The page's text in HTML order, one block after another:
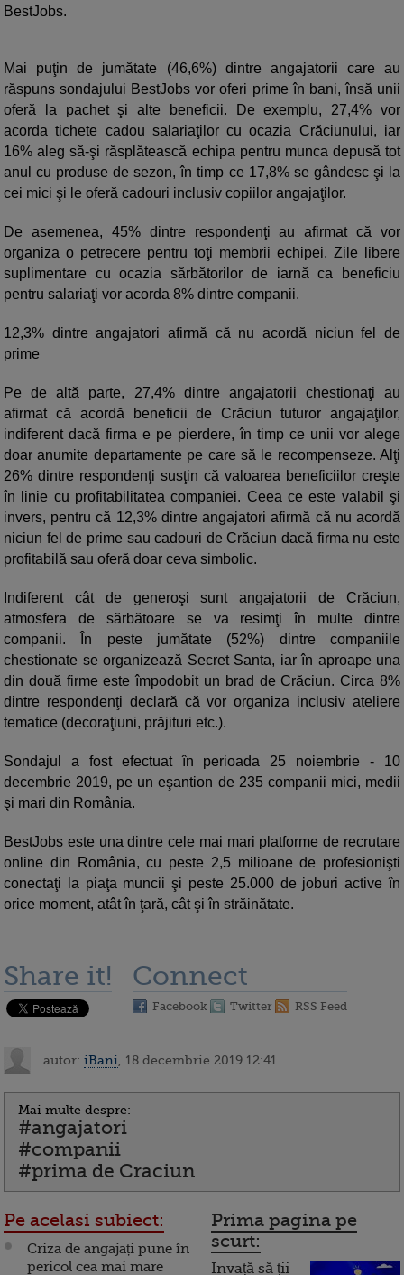
BestJobs.
Mai puţin de jumătate (46,6%) dintre angajatorii care au
răspuns sondajului BestJobs vor oferi prime în bani, însă unii
oferă la pachet şi alte beneficii. De exemplu, 27,4% vor
acorda tichete cadou salariaţilor cu ocazia Crăciunului, iar
16% aleg să-şi răsplătească echipa pentru munca depusă tot
anul cu produse de sezon, în timp ce 17,8% se gândesc şi la
cei mici şi le oferă cadouri inclusiv copiilor angajaţilor.
De asemenea, 45% dintre respondenţi au afirmat că vor
organiza o petrecere pentru toţi membrii echipei. Zile libere
suplimentare cu ocazia sărbătorilor de iarnă ca beneficiu
pentru salariaţi vor acorda 8% dintre companii.
12,3% dintre angajatori afirmă că nu acordă niciun fel de
prime
Pe de altă parte, 27,4% dintre angajatorii chestionaţi au
afirmat că acordă beneficii de Crăciun tuturor angajaţilor,
indiferent dacă firma e pe pierdere, în timp ce unii vor alege
doar anumite departamente pe care să le recompenseze. Alţi
26% dintre respondenţi susţin că valoarea beneficiilor creşte
în linie cu profitabilitatea companiei. Ceea ce este valabil şi
invers, pentru că 12,3% dintre angajatori afirmă că nu acordă
niciun fel de prime sau cadouri de Crăciun dacă firma nu este
profitabilă sau oferă doar ceva simbolic.
Indiferent cât de generoşi sunt angajatorii de Crăciun,
atmosfera de sărbătoare se va resimţi în multe dintre
companii. În peste jumătate (52%) dintre companiile
chestionate se organizează Secret Santa, iar în aproape una
din două firme este împodobit un brad de Crăciun. Circa 8%
dintre respondenţi declară că vor organiza inclusiv ateliere
tematice (decoraţiuni, prăjituri etc.).
Sondajul a fost efectuat în perioada 25 noiembrie - 10
decembrie 2019, pe un eşantion de 235 companii mici, medii
şi mari din România.
BestJobs este una dintre cele mai mari platforme de recrutare
online din România, cu peste 2,5 milioane de profesionişti
conectaţi la piaţa muncii şi peste 25.000 de joburi active în
orice moment, atât în ţară, cât şi în străinătate.
Share it! Connect
Facebook Twitter RSS Feed
autor: iBani , 18 decembrie 2019 12:41
Mai multe despre:
#angajatori
#companii
#prima de Craciun
Pe acelasi subiect:
Criza de angajați pune în
pericol cea mai mare
Prima pagina pe
scurt:
Invață să ții